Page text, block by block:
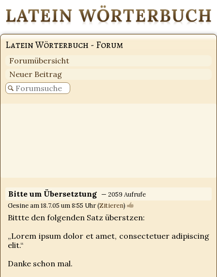
Latein Wörterbuch - Forum
Forumübersicht
Neuer Beitrag
Bitte um Übersetztung — 2059 Aufrufe
Gesine am 18.7.05 um 8:55 Uhr (Zitieren)
Bittte den folgenden Satz überstzen:
„Lorem ipsum dolor et amet, consectetuer adipiscing
elit.“
Danke schon mal.